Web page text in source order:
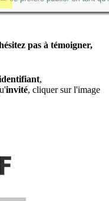
pas à témoigner,
,
invité, cliquer sur l'image